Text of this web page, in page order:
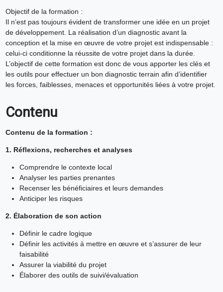
Objectif de la formation :
Il n’est pas toujours évident de transformer une idée en un projet
de développement. La réalisation d’un diagnostic avant la
conception et la mise en œuvre de votre projet est indispensable :
celui-ci conditionne la réussite de votre projet dans la durée.
L’objectif de cette formation est donc de vous apporter les clés et
les outils pour effectuer un bon diagnostic terrain afin d’identifier
les forces, faiblesses, menaces et opportunités liées à votre projet.
Contenu
Contenu de la formation :
1. Réflexions, recherches et analyses
Comprendre le contexte local
Analyser les parties prenantes
Recenser les bénéficiaires et leurs demandes
Anticiper les risques
2. Élaboration de son action
Définir le cadre logique
Définir les activités à mettre en œuvre et s’assurer de leur
faisabilité
Assurer la viabilité du projet
Élaborer des outils de suivi/évaluation